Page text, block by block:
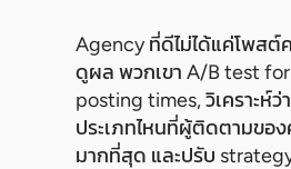
Agency ที่ดีไม่ได้แค่โพสต์
ดูผล พวกเขา A/B test
posting times, วิเคราะห์
ประเภทไหนที่ผู้ติดตามขอ
มากที่สุด และปรับ